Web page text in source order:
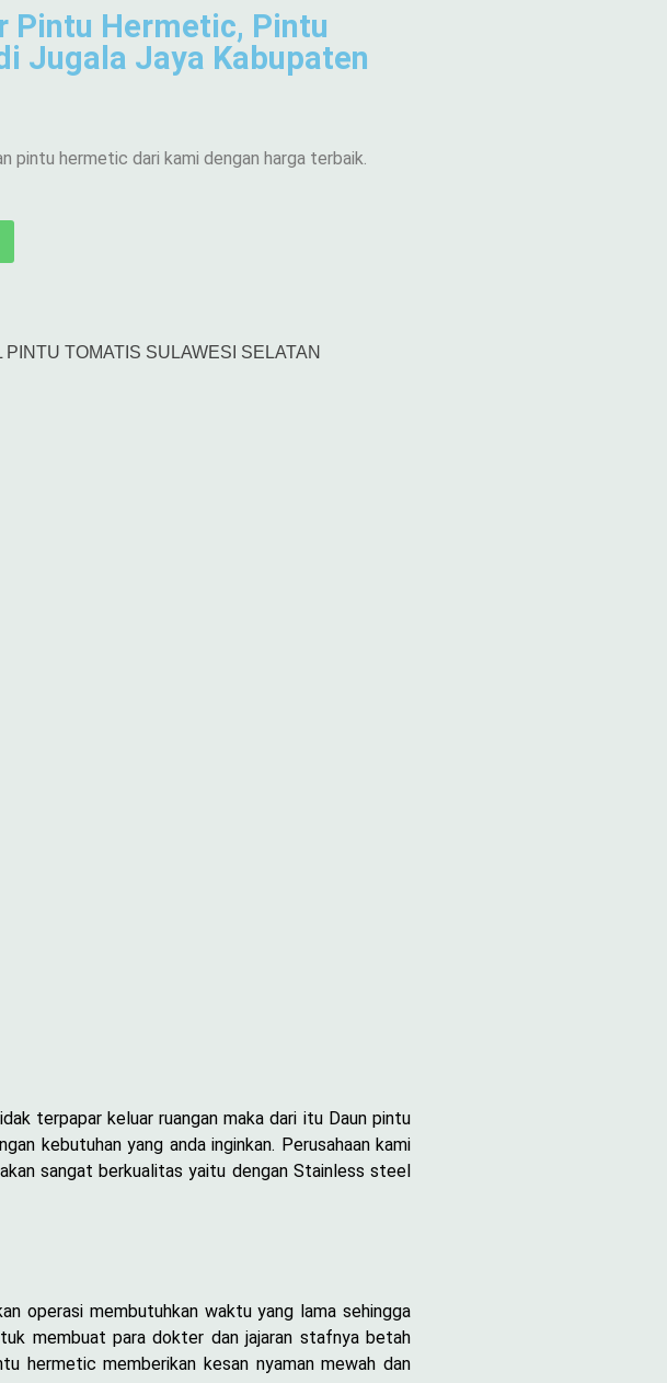
Pintu Hermetic, Pintu
Jugala Jaya Kabupaten
pintu hermetic dari kami dengan harga terbaik.
terpapar keluar ruangan maka dari itu Daun pintu
kebutuhan yang anda inginkan. Perusahaan kami
sangat berkualitas yaitu dengan Stainless steel
operasi membutuhkan waktu yang lama sehingga
membuat para dokter dan jajaran stafnya betah
hermetic memberikan kesan nyaman mewah dan